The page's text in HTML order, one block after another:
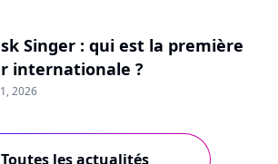
Singer : qui est la première
internationale ?
2026
Toutes les actualités